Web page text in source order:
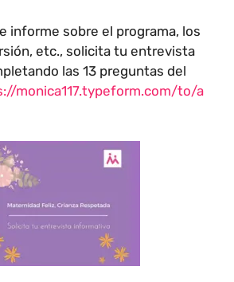
informe sobre el programa, los
etc., solicita tu entrevista
las 13 preguntas del
monica117.typeform.com/to/a